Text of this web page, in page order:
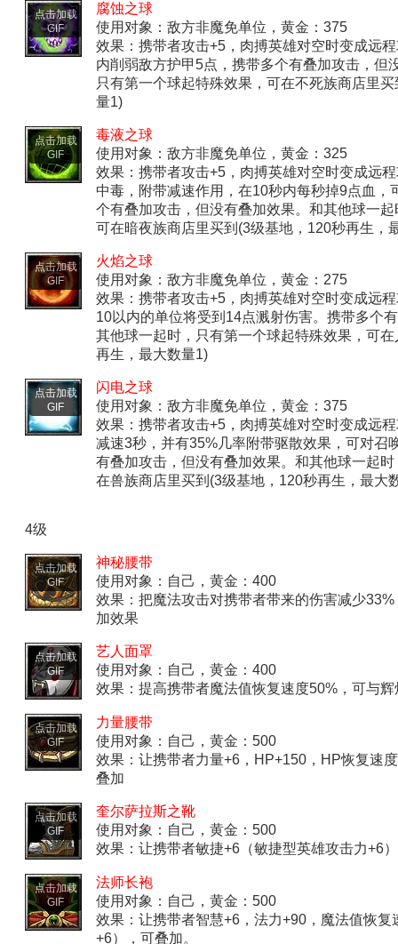
点击加载
GIF
腐蚀之球
使用对象：敌方非魔免单位，黄金：375
效果：携带者攻击+5，肉搏英雄对空时变成远
内削弱敌方护甲5点，携带多个有叠加攻击，但
只有第一个球起特殊效果，可在不死族商店里
量1)
点击加载
GIF
毒液之球
使用对象：敌方非魔免单位，黄金：325
效果：携带者攻击+5，肉搏英雄对空时变成远
中毒，附带减速作用，在10秒内每秒掉9点血，
个有叠加攻击，但没有叠加效果。和其他球一
可在暗夜族商店里买到(3级基地，120秒再生，
点击加载
GIF
火焰之球
使用对象：敌方非魔免单位，黄金：275
效果：携带者攻击+5，肉搏英雄对空时变成远
10以内的单位将受到14点溅射伤害。携带多个
其他球一起时，只有第一个球起特殊效果，可
再生，最大数量1)
点击加载
GIF
闪电之球
使用对象：敌方非魔免单位，黄金：375
效果：携带者攻击+5，肉搏英雄对空时变成远
减速3秒，并有35%几率附带驱散效果，可对召
有叠加攻击，但没有叠加效果。和其他球一起
在兽族商店里买到(3级基地，120秒再生，最大
4级
点击加载
GIF
神秘腰带
使用对象：自己，黄金：400
效果：把魔法攻击对携带者带来的伤害减少
加效果
点击加载
GIF
艺人面罩
使用对象：自己，黄金：400
效果：提高携带者魔法值恢复速度50%，可与
点击加载
GIF
力量腰带
使用对象：自己，黄金：500
效果：让携带者力量+6，HP+150，HP恢复速
叠加
点击加载
GIF
奎尔萨拉斯之靴
使用对象：自己，黄金：500
效果：让携带者敏捷+6（敏捷型英雄攻击力+6
点击加载
GIF
法师长袍
使用对象：自己，黄金：500
效果：让携带者智慧+6，法力+90，魔法值恢
+6），可叠加。